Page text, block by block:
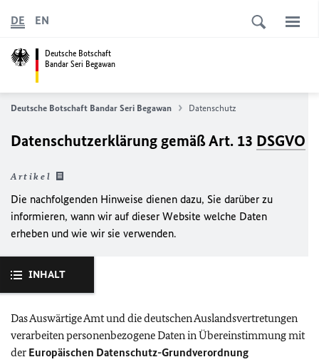
Deutsche Botschaft
Bandar Seri Begawan
DE EN
Deutsche Botschaft Bandar Seri Begawan Datenschutz
Datenschutzerklärung gemäß Art. 13 DSGVO
Artikel
Die nachfolgenden Hinweise dienen dazu, Sie darüber zu
informieren, wann wir auf dieser Website welche Daten
erheben und wie wir sie verwenden.
INHALT
Das Auswärtige Amt und die deutschen Auslandsvertretungen
verarbeiten personenbezogene Daten in Übereinstimmung mit
der Europäischen Datenschutz-Grundverordnung